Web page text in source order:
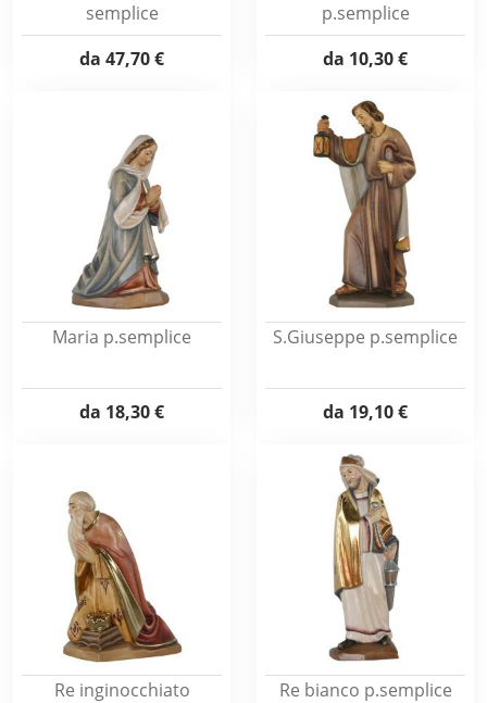
semplice
da 47,70 €
p.semplice
da 10,30 €
Maria p.semplice
da 18,30 €
S.Giuseppe p.semplice
da 19,10 €
Re inginocchiato
Re bianco p.semplice